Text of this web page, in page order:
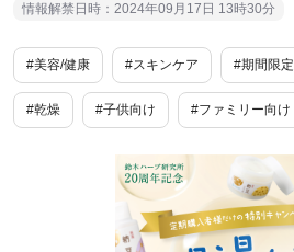
情報解禁日時：2024年09月17日 13時30分
#美容/健康 #スキンケア #期間限定
#乾燥 #子供向け #ファミリー向け